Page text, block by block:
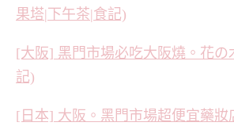
果塔|下午茶|食記)
[大阪] 黑門市場必吃大阪燒。花の
記)
[日本] 大阪。黑門市場超便宜藥妝